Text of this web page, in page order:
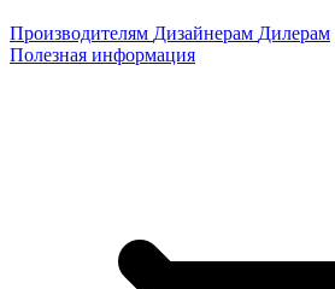
Производителям Дизайнерам Дилерам
Полезная информация